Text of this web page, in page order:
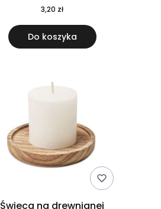
3,20 zł
Do koszyka
Świeca na drewnianej